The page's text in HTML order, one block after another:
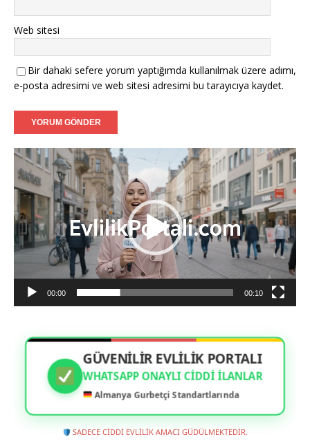
ciddi.
Filiz (39) - Münster:Tanışmak ve görüşmek dileğiyle.
arıyorum.
bekliyorum.
Fatih (40) - Augsburg:İnançlı ve ahlaklı bir eş adayı.
Web sitesi
Bir dahaki sefere yorum yaptığımda kullanılmak üzere adımı,
e-posta adresimi ve web sitesi adresimi bu tarayıcıya kaydet.
Video
oynatıcı
00:00 00:10
GÜVENİLİR EVLİLİK PORTALI
WHATSAPP ONAYLI CIDDI İLANLAR
Almanya Gurbetçi Standartlarında
SADECE CİDDİ EVLİLİK AMACI GÜDÜLMEKTEDİR.